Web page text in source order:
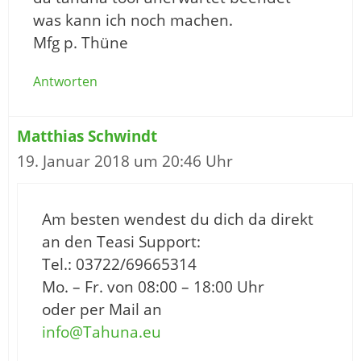
was kann ich noch machen.
Mfg p. Thüne
Antworten
Matthias Schwindt
19. Januar 2018 um 20:46 Uhr
Am besten wendest du dich da direkt
an den Teasi Support:
Tel.: 03722/69665314
Mo. – Fr. von 08:00 – 18:00 Uhr
oder per Mail an
info@Tahuna.eu